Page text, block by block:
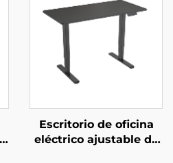
antideslizantes para
los pies – V-MOUNTS
JSD2-01-D-2P
Escritorio de oficina
eléctrico ajustable de